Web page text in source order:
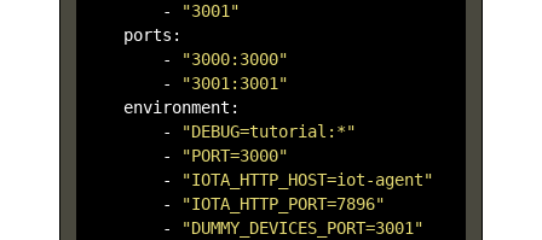
        -
"3001"
    ports:
        -
"3000:3000"
        -
"3001:3001"
    environment:
        -
"DEBUG=tutorial:*"
        -
"PORT=3000"
        -
"IOTA_HTTP_HOST=iot-agent"
        -
"IOTA_HTTP_PORT=7896"
        -
"DUMMY_DEVICES_PORT=3001"